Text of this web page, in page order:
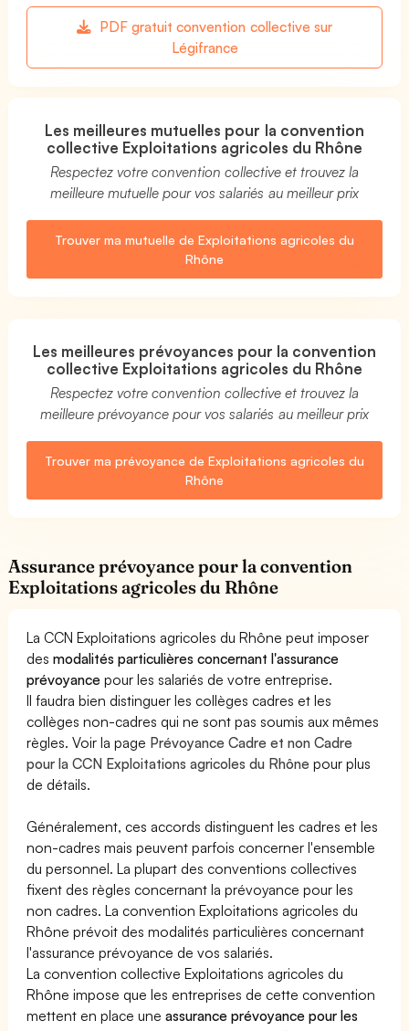
PDF gratuit convention collective sur
Légifrance
Les meilleures mutuelles pour la convention
collective Exploitations agricoles du Rhône
Respectez votre convention collective et trouvez la
meilleure mutuelle pour vos salariés au meilleur prix
Trouver ma mutuelle de Exploitations agricoles du
Rhône
Les meilleures prévoyances pour la convention
collective Exploitations agricoles du Rhône
Respectez votre convention collective et trouvez la
meilleure prévoyance pour vos salariés au meilleur prix
Trouver ma prévoyance de Exploitations agricoles du
Rhône
Assurance prévoyance pour la convention
Exploitations agricoles du Rhône
La CCN Exploitations agricoles du Rhône peut imposer
desmodalités particulières concernant l'assurance
prévoyance pour les salariés de votre entreprise.
Il faudra bien distinguer les collèges cadres et les
collèges non-cadres qui ne sont pas soumis aux mêmes
règles. Voir la page Prévoyance Cadre et non Cadre
pour la CCN Exploitations agricoles du Rhône pour plus
de détails.
Généralement, ces accords distinguent les cadres et les
non-cadres mais peuvent parfois concerner l'ensemble
du personnel. La plupart des conventions collectives
fixent des règles concernant la prévoyance pour les
non cadres. La convention Exploitations agricoles du
Rhône prévoit des modalités particulières concernant
l'assurance prévoyance de vos salariés.
La convention collective Exploitations agricoles du
Rhône impose que les entreprises de cette convention
mettent en place uneassurance prévoyance pour les